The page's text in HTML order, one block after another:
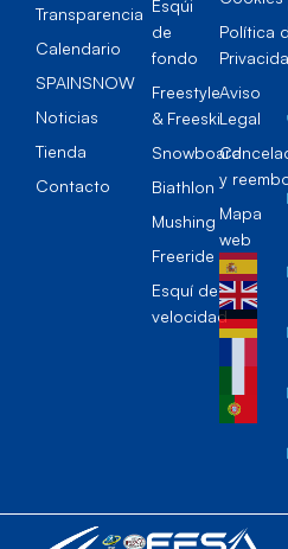
Transparencia
Calendario
SPAINSNOW
Noticias
Tienda
Contacto
Esqúi
de
fondo
Freestyle
& Freeski
Snowboard
Biathlon
Mushing
Freeride
Esquí de
velocidad
Política
Aviso
Legal
y
Mapa
web